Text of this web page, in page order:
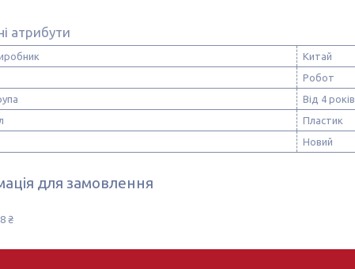
атрибути
Китай
Робот
Від 4 років
Пластик
Новий
для замовлення
₴